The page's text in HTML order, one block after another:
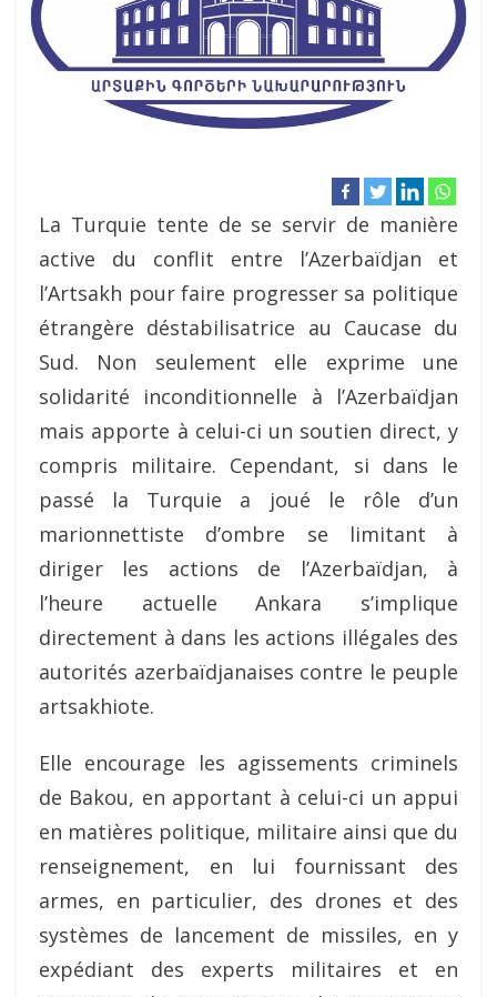
La Turquie tente de se servir de manière
active du conflit entre l’Azerbaïdjan et
l’Artsakh pour faire progresser sa politique
étrangère déstabilisatrice au Caucase du
Sud. Non seulement elle exprime une
solidarité inconditionnelle à l’Azerbaïdjan
mais apporte à celui-ci un soutien direct, y
compris militaire. Cependant, si dans le
passé la Turquie a joué le rôle d’un
marionnettiste d’ombre se limitant à
diriger les actions de l’Azerbaïdjan, à
l’heure actuelle Ankara s’implique
directement à dans les actions illégales des
autorités azerbaïdjanaises contre le peuple
artsakhiote.
Elle encourage les agissements criminels
de Bakou, en apportant à celui-ci un appui
en matières politique, militaire ainsi que du
renseignement, en lui fournissant des
armes, en particulier, des drones et des
systèmes de lancement de missiles, en y
expédiant des experts militaires et en